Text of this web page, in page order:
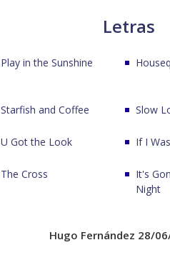
Letras
Play in the Sunshine
Starfish and Coffee Slow
U Got the Look If I
The Cross
It's
Night
Hugo Fernández 28/